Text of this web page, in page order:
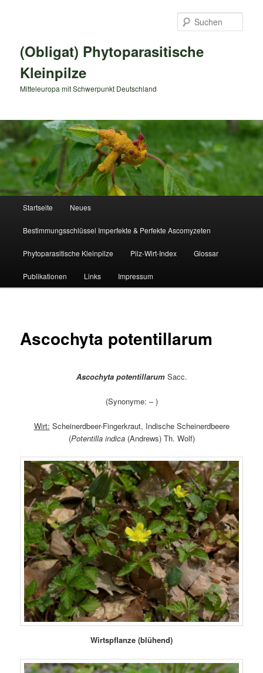
(Obligat) Phytoparasitische
Kleinpilze
Mitteleuropa mit Schwerpunkt Deutschland
Startseite Neues
Bestimmungsschlüssel Imperfekte & Perfekte Ascomyzeten
Phytoparasitische Kleinpilze Pilz-Wirt-Index Glossar
Publikationen Links Impressum
Ascochyta potentillarum
Ascochyta potentillarum Sacc.
(Synonyme: – )
Wirt: Scheinerdbeer-Fingerkraut, Indische Scheinerdbeere
(Potentilla indica(Andrews) Th. Wolf)
Wirtspflanze (blühend)